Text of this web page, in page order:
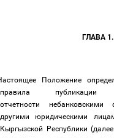
ГЛАВА
Положение
правила
отчетности
небанковскими
другими юридическими
Кыргызской Республики (далее